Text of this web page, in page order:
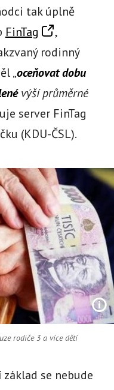
tak úplně
FinTag
,
rodinný
„oceňovat dobu
výší průměrné
server FinTag
(KDU-ČSL).
rodiče 3 a více dětí
se nebude